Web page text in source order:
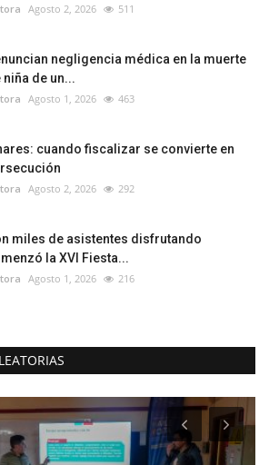
Agosto 2, 2026 511
negligencia médica en la muerte
niña de un...
Agosto 1, 2026 463
cuando fiscalizar se convierte en
Agosto 2, 2026 292
miles de asistentes disfrutando
la XVI Fiesta...
Agosto 1, 2026 216